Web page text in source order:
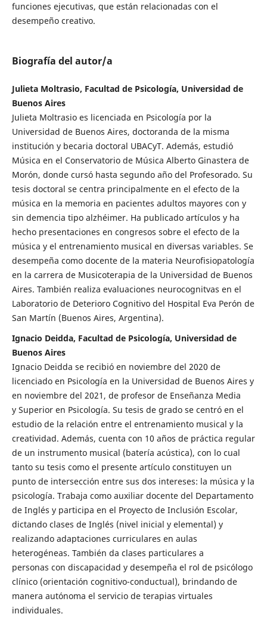
funciones ejecutivas, que están relacionadas con el
desempeño creativo.
Biografía del autor/a
Julieta Moltrasio, Facultad de Psicología, Universidad de
Buenos Aires
Julieta Moltrasio es licenciada en Psicología por la
Universidad de Buenos Aires, doctoranda de la misma
institución y becaria doctoral UBACyT. Además, estudió
Música en el Conservatorio de Música Alberto Ginastera de
Morón, donde cursó hasta segundo año del Profesorado. Su
tesis doctoral se centra principalmente en el efecto de la
música en la memoria en pacientes adultos mayores con y
sin demencia tipo alzhéimer. Ha publicado artículos y ha
hecho presentaciones en congresos sobre el efecto de la
música y el entrenamiento musical en diversas variables. Se
desempeña como docente de la materia Neurofisiopatología
en la carrera de Musicoterapia de la Universidad de Buenos
Aires. También realiza evaluaciones neurocognitvas en el
Laboratorio de Deterioro Cognitivo del Hospital Eva Perón de
San Martín (Buenos Aires, Argentina).
Ignacio Deidda, Facultad de Psicología, Universidad de
Buenos Aires
Ignacio Deidda se recibió en noviembre del 2020 de
licenciado en Psicología en la Universidad de Buenos Aires y
en noviembre del 2021, de profesor de Enseñanza Media
y Superior en Psicología. Su tesis de grado se centró en el
estudio de la relación entre el entrenamiento musical y la
creatividad. Además, cuenta con 10 años de práctica regular
de un instrumento musical (batería acústica), con lo cual
tanto su tesis como el presente artículo constituyen un
punto de intersección entre sus dos intereses: la música y la
psicología. Trabaja como auxiliar docente del Departamento
de Inglés y participa en el Proyecto de Inclusión Escolar,
dictando clases de Inglés (nivel inicial y elemental) y
realizando adaptaciones curriculares en aulas
heterogéneas. También da clases particulares a
personas con discapacidad y desempeña el rol de psicólogo
clínico (orientación cognitivo-conductual), brindando de
manera autónoma el servicio de terapias virtuales
individuales.